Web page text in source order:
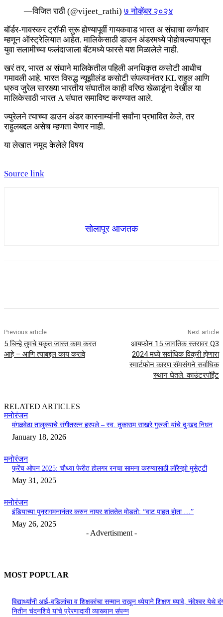
—विजित राठी (@vijeet_rathi) ७ नोव्हेंबर २०२४
बॉर्डर-गावस्कर ट्रॉफी सुरू होण्यापूर्वी गायकवाड भारत अ संघाचा कर्णधार
म्हणून ऑस्ट्रेलियात आहेत. मालिकेसाठी डाउन अंडरमध्ये पोहोचल्यापासून
युवा सलामीच्या फलंदाजाला बॅटमध्ये फारसे यश मिळालेले नाही.
खरं तर, भारत अ संघाने मालिकेतील पहिली अनधिकृत कसोटी आधीच
गमावली आहे. भारत विरुद्ध न्यूझीलंड कसोटी संपल्यानंतर KL राहुल आणि
ध्रुव जुरेल सारख्या भारतीय संघातील काही वरिष्ठ खेळाडूंना देखील या
मालिकेसाठी भारत A संघात समाविष्ट करण्यात आले.
ज्युरेलने त्याच्या डाउन अंडर कारनाम्यांनी सर्वांना प्रभावित केले, तर
राहुलबद्दल असेच म्हणता येणार नाही.
या लेखात नमूद केलेले विषय
Source link
सोलापूर आजतक
Previous article
5 चिन्हे तुमचे यकृत जास्त काम करत
आहे – आणि त्याबद्दल काय करावे
Next article
आयफोन 15 जागतिक स्तरावर Q3
2024 मध्ये सर्वाधिक विक्री होणारा
स्मार्टफोन कारण सॅमसंगने सर्वाधिक
स्थान घेतले: काउंटरपॉईंट
RELATED ARTICLES
मनोरंजन
मंगळवेढा तालुक्याचे संगीतरत्न हरपले – स्व. तुकाराम साखरे गुरुजी यांचे दुःखद निधन
January 18, 2026
मनोरंजन
फ्रेंच ओपन 2025: चौथ्या फेरीत होलगर रनचा सामना करण्यासाठी लॉरेन्झो मुसेट्टी
May 31, 2025
मनोरंजन
इंडियाच्या पुनरागमनानंतर करुन नायर शांततेत मोडतो: “वाट पाहत होता …”
May 26, 2025
- Advertisment -
MOST POPULAR
विद्यार्थ्यांनी आई-वडिलांचा व शिक्षकांचा सन्मान राखून ध्येयाने शिक्षण घ्यावे, नंदेश्वर येथे
नितीन चंदनशिवे यांचे प्रेरणादायी व्याख्यान संपन्न